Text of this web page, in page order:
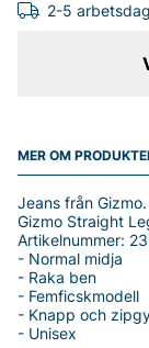
2-5
MER OM
Jeans från Gizmo.
Gizmo Straight
Artikelnummer:
- Normal midja
- Raka ben
- Femficskmodell
- Knapp och
- Unisex